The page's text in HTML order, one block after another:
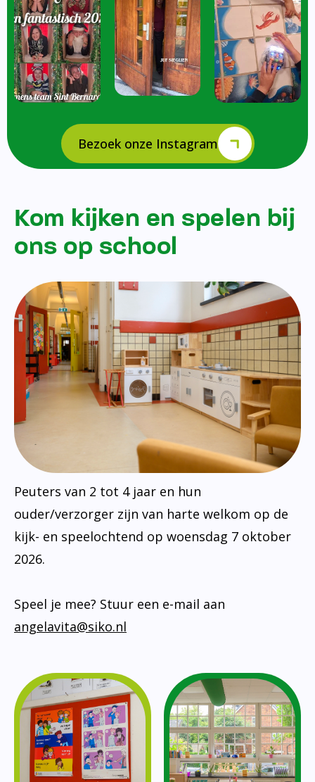
Bezoek onze Instagram
Kom kijken en spelen bij
ons op school
Peuters van 2 tot 4 jaar en hun
ouder/verzorger zijn van harte welkom op de
kijk- en speelochtend op woensdag 7 oktober
2026.
Speel je mee? Stuur een e-mail aan
angelavita@siko.nl